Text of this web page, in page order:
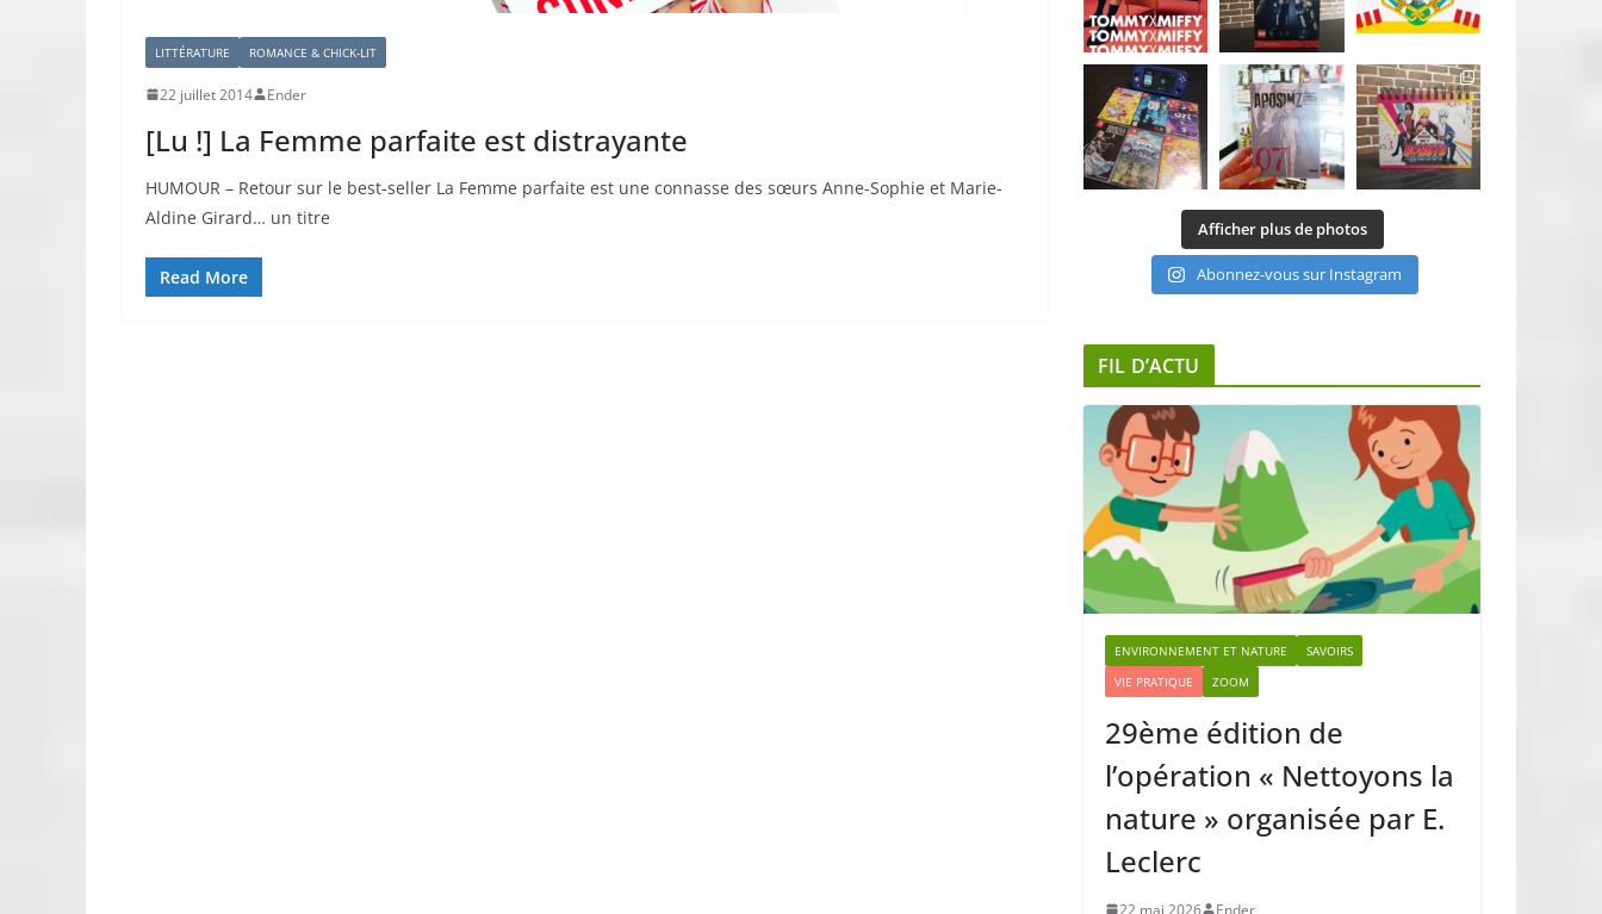
LITTÉRATURE ROMANCE & CHICK-LIT
22 juillet 2014 Ender
[Lu !] La Femme parfaite est distrayante
HUMOUR – Retour sur le best-seller La Femme parfaite est une connasse des sœurs Anne-Sophie et Marie-
Aldine Girard… un titre
Read More
Afficher plus de photos
Abonnez-vous sur Instagram
FIL D’ACTU
ENVIRONNEMENT ET NATURE
SAVOIRS
VIE PRATIQUE
ZOOM
29ème édition de
l’opération « Nettoyons la
nature » organisée par E.
Leclerc
22 mai 2026 Ender